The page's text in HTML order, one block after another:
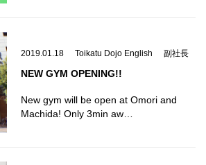
2019.01.18 Toikatu Dojo English 副社長
NEW GYM OPENING!!
New gym will be open at Omori and
Machida! Only 3min aw…